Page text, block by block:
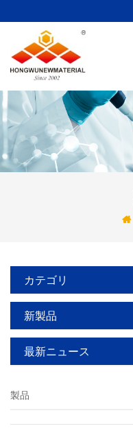
カテゴリ
新製品
最新ニュース
製品